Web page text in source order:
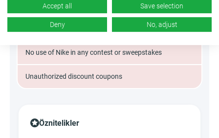
Misleading
No use of Nike in any contest or sweepstakes
Unauthorized discount coupons
Öznitelikler
Accept all Save selection
Deny No, adjust